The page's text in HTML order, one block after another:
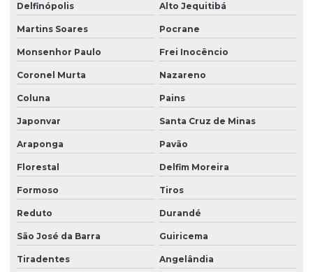
Delfinópolis Alto Jequitibá
Martins Soares Pocrane
Monsenhor Paulo Frei Inocêncio
Coronel Murta Nazareno
Coluna Pains
Japonvar Santa Cruz de Minas
Araponga Pavão
Florestal Delfim Moreira
Formoso Tiros
Reduto Durandé
São José da Barra Guiricema
Tiradentes Angelândia